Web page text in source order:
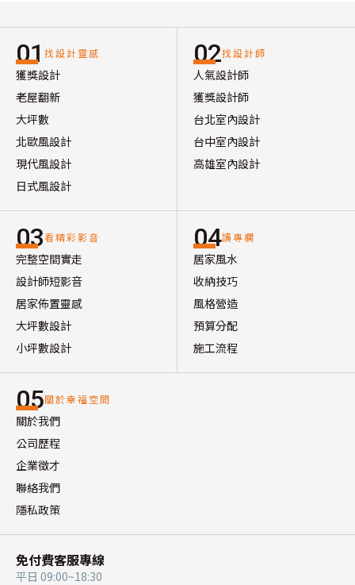
01 找設計靈感
獲獎設計
老屋翻新
大坪數
北歐風設計
現代風設計
日式風設計
02找設計師
人氣設計師
獲獎設計師
台北室內設計
台中室內設計
高雄室內設計
03看精彩影音
完整空間實走
設計師短影音
居家佈置靈感
大坪數設計
小坪數設計
04讀專欄
居家風水
收納技巧
風格營造
預算分配
施工流程
05關於幸福空間
關於我們
公司歷程
企業徵才
聯絡我們
隱私政策
免付費客服專線
平日 09:00~18:30